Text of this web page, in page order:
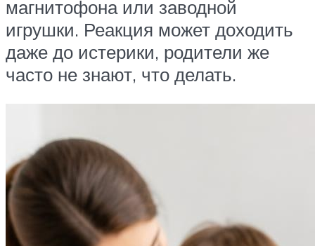
магнитофона или заводной
игрушки. Реакция может доходить
даже до истерики, родители же
часто не знают, что делать.